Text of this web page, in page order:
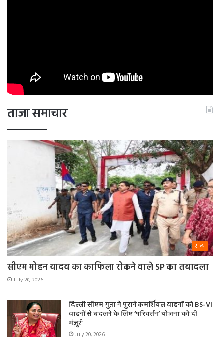
ताजा समाचार
राज्य
सीएम मोहन यादव का काफिला रोकने वाले SP का तबादला
July 20, 2026
दिल्ली सीएम गुप्ता ने पुराने कमर्शियल वाहनों को BS-VI
वाहनों से बदलने के लिए ‘परिवर्तन’ योजना को दी
मंज़ूरी
July 20, 2026